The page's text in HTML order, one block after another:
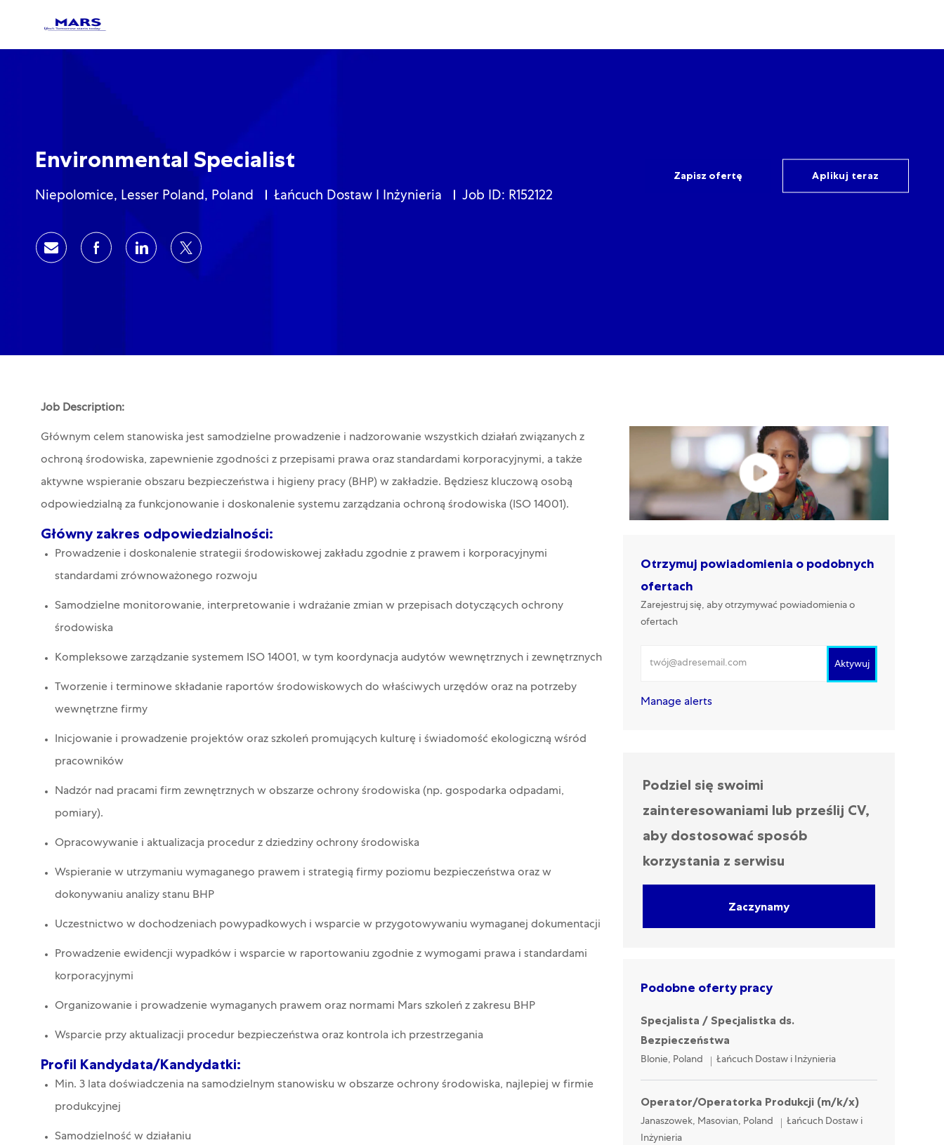
Environmental Specialist
Lokalizacja
Niepolomice, Lesser Poland, Poland Kategoria
Łańcuch Dostaw I Inżynieria Job ID: R152122
Zapisz ofertę Aplikuj teraz
Share via emailShare via Facebook
Share via LinkedIn
Share via twitter
Job Description:
Głównym celem stanowiska jest samodzielne prowadzenie i nadzorowanie wszystkich działań związanych z
ochroną środowiska, zapewnienie zgodności z przepisami prawa oraz standardami korporacyjnymi, a także
aktywne wspieranie obszaru bezpieczeństwa i higieny pracy (BHP) w zakładzie. Będziesz kluczową osobą
odpowiedzialną za funkcjonowanie i doskonalenie systemu zarządzania ochroną środowiska (ISO 14001).
Główny zakres odpowiedzialności:
Prowadzenie i doskonalenie strategii środowiskowej zakładu zgodnie z prawem i korporacyjnymi
standardami zrównoważonego rozwoju
Samodzielne monitorowanie, interpretowanie i wdrażanie zmian w przepisach dotyczących ochrony
środowiska
Kompleksowe zarządzanie systemem ISO 14001, w tym koordynacja audytów wewnętrznych i zewnętrznych
Tworzenie i terminowe składanie raportów środowiskowych do właściwych urzędów oraz na potrzeby
wewnętrzne firmy
Inicjowanie i prowadzenie projektów oraz szkoleń promujących kulturę i świadomość ekologiczną wśród
pracowników
Nadzór nad pracami firm zewnętrznych w obszarze ochrony środowiska (np. gospodarka odpadami,
pomiary).
Opracowywanie i aktualizacja procedur z dziedziny ochrony środowiska
Wspieranie w utrzymaniu wymaganego prawem i strategią firmy poziomu bezpieczeństwa oraz w
dokonywaniu analizy stanu BHP
Uczestnictwo w dochodzeniach powypadkowych i wsparcie w przygotowywaniu wymaganej dokumentacji
Prowadzenie ewidencji wypadków i wsparcie w raportowaniu zgodnie z wymogami prawa i standardami
korporacyjnymi
Organizowanie i prowadzenie wymaganych prawem oraz normami Mars szkoleń z zakresu BHP
Wsparcie przy aktualizacji procedur bezpieczeństwa oraz kontrola ich przestrzegania
Profil Kandydata/Kandydatki:
Min. 3 lata doświadczenia na samodzielnym stanowisku w obszarze ochrony środowiska, najlepiej w firmie
produkcyjnej
Samodzielność w działaniu
Otrzymuj powiadomienia o podobnych
ofertach
Zarejestruj się, aby otrzymywać powiadomienia o
ofertach
Aktywuj
Manage alerts
Podziel się swoimi
zainteresowaniami lub prześlij CV,
aby dostosować sposób
korzystania z serwisu
Zaczynamy
Podobne oferty pracy
Specjalista / Specjalistka ds.
Bezpieczeństwa
Location
Blonie, Poland Category
Łańcuch Dostaw i Inżynieria
Operator/Operatorka Produkcji (m/k/x)
Location
Janaszowek, Masovian, Poland Category
Łańcuch Dostaw i
Inżynieria